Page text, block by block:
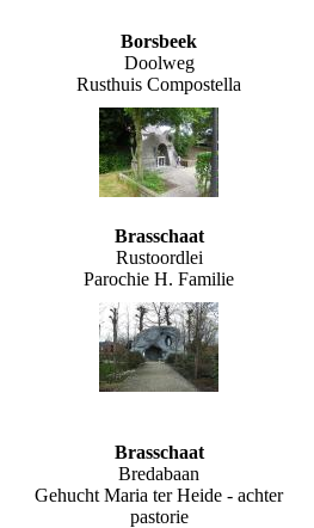
Borsbeek
Doolweg
Rusthuis Compostella
Brasschaat
Rustoordlei
Parochie H. Familie
Brasschaat
Bredabaan
Gehucht Maria ter Heide - achter
pastorie